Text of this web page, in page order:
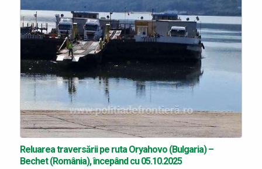
Reluarea traversării pe ruta Oryahovo (Bulgaria) –
Bechet (România), începând cu 05.10.2025